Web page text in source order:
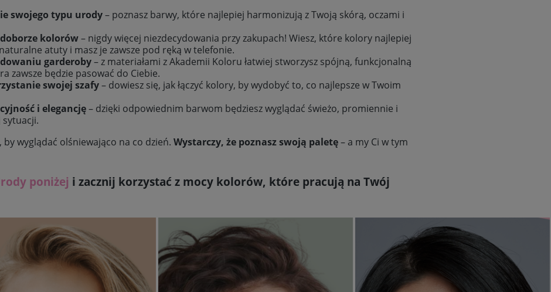
swojego typu urody– poznasz barwy, które najlepiej harmonizują z Twoją skórą, oczami i
kolorów– nigdy więcej niezdecydowania przy zakupach! Wiesz, które kolory najlepiej
atuty i masz je zawsze pod ręką w telefonie.
garderoby– z materiałami z Akademii Koloru łatwiej stworzysz spójną, funkcjonalną
zawsze będzie pasować do Ciebie.
swojej szafy– dowiesz się, jak łączyć kolory, by wydobyć to, co najlepsze w Twoim
i elegancję– dzięki odpowiednim barwom będziesz wyglądać świeżo, promiennie i
sytuacji.
wyglądać olśniewająco na co dzień. Wystarczy, że poznasz swoją paletę– a my Ci w tym
poniżej i zacznij korzystać z mocy kolorów, które pracują na Twój